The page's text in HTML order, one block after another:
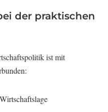
der praktischen
ist mit